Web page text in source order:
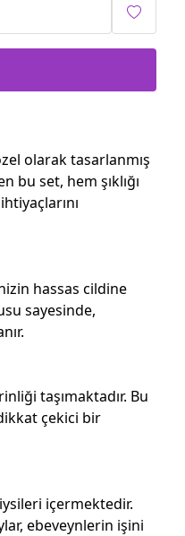
olarak tasarlanmış
bu set, hem şıklığı
hassas cildine
sayesinde,
taşımaktadır. Bu
çekici bir
içermektedir.
ebeveynlerin işini